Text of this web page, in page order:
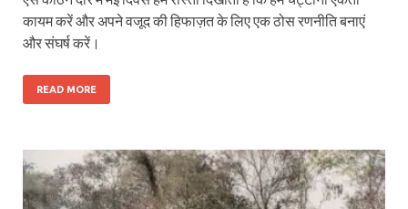
कायम करें और अपने वजूद की हिफाज़त के लिए एक ठोस रणनीति बनाएं
और संघर्ष करें।
READ MORE